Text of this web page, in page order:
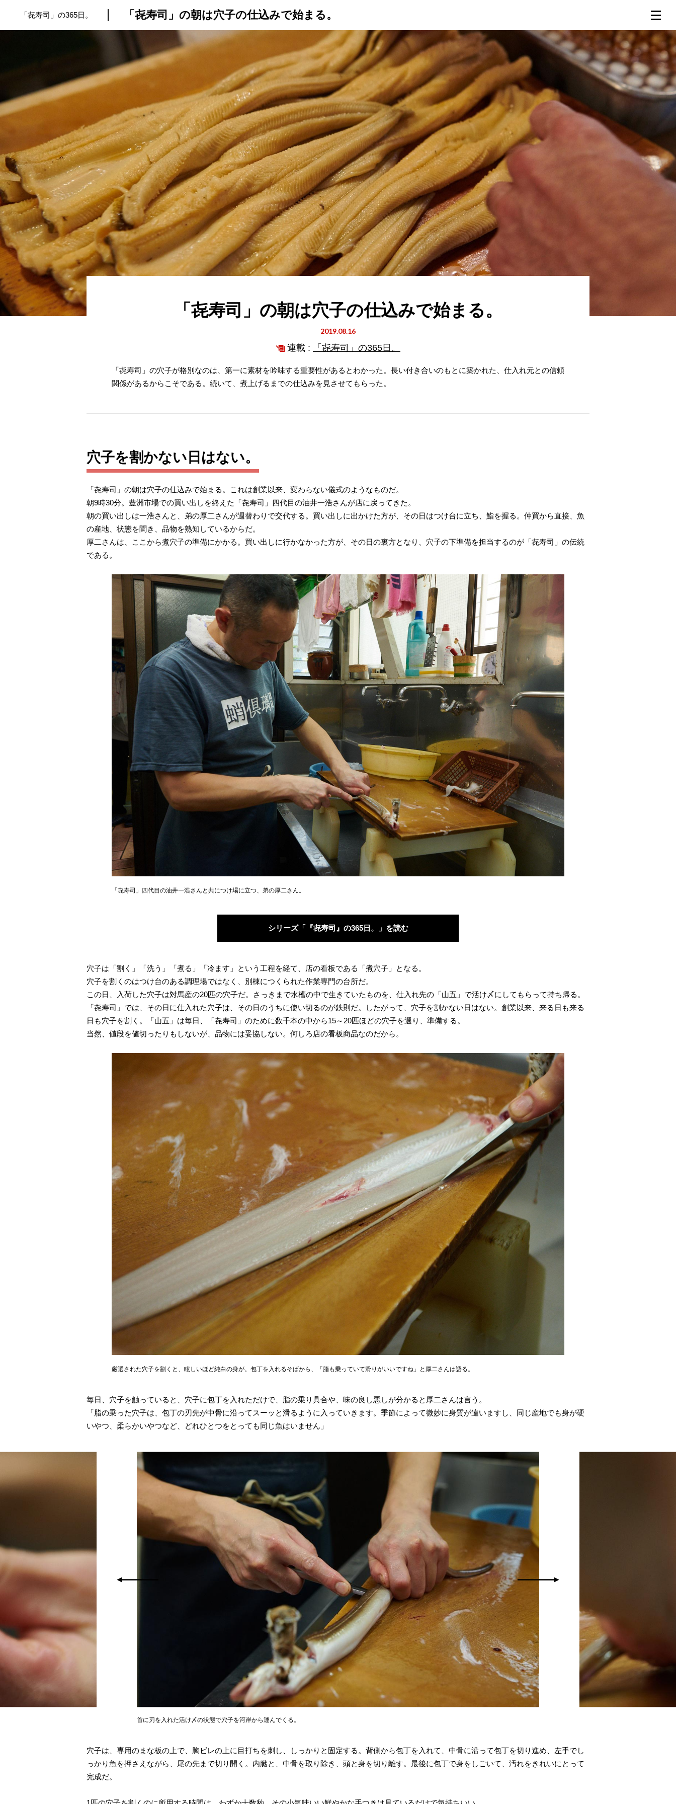
トップ プロが教えるレシピ
「㐂寿司」の365日。 「㐂寿司」の朝は穴子の仕込みで始まる。
「㐂寿司」の朝は穴子の仕込みで始まる。
2019.08.16
連載 : 「㐂寿司」の365日。
「㐂寿司」の穴子が格別なのは、第一に素材を吟味する重要性があるとわかった。長い付き合いのもとに築かれた、仕入れ元との信頼
関係があるからこそである。続いて、煮上げるまでの仕込みを見させてもらった。
穴子を割かない日はない。
「㐂寿司」の朝は穴子の仕込みで始まる。これは創業以来、変わらない儀式のようなものだ。
朝9時30分。豊洲市場での買い出しを終えた「㐂寿司」四代目の油井一浩さんが店に戻ってきた。
朝の買い出しは一浩さんと、弟の厚二さんが週替わりで交代する。買い出しに出かけた方が、その日はつけ台に立ち、鮨を握る。仲買から直接、魚
の産地、状態を聞き、品物を熟知しているからだ。
厚二さんは、ここから煮穴子の準備にかかる。買い出しに行かなかった方が、その日の裏方となり、穴子の下準備を担当するのが「㐂寿司」の伝統
である。
「㐂寿司」四代目の油井一浩さんと共につけ場に立つ、弟の厚二さん。
シリーズ「『㐂寿司』の365日。」を読む
穴子は「割く」「洗う」「煮る」「冷ます」という工程を経て、店の看板である「煮穴子」となる。
穴子を割くのはつけ台のある調理場ではなく、別棟につくられた作業専門の台所だ。
この日、入荷した穴子は対馬産の20匹の穴子だ。さっきまで水槽の中で生きていたものを、仕入れ先の「山五」で活け〆にしてもらって持ち帰る。
「㐂寿司」では、その日に仕入れた穴子は、その日のうちに使い切るのが鉄則だ。したがって、穴子を割かない日はない。創業以来、来る日も来る
日も穴子を割く。「山五」は毎日、「㐂寿司」のために数千本の中から15～20匹ほどの穴子を選り、準備する。
当然、値段を値切ったりもしないが、品物には妥協しない。何しろ店の看板商品なのだから。
厳選された穴子を割くと、眩しいほど純白の身が。包丁を入れるそばから、「脂も乗っていて滑りがいいですね」と厚二さんは語る。
毎日、穴子を触っていると、穴子に包丁を入れただけで、脂の乗り具合や、味の良し悪しが分かると厚二さんは言う。
「脂の乗った穴子は、包丁の刃先が中骨に沿ってスーッと滑るように入っていきます。季節によって微妙に身質が違いますし、同じ産地でも身が硬
いやつ、柔らかいやつなど、どれひとつをとっても同じ魚はいません」
首に刃を入れた活け〆の状態で穴子を河岸から運んでくる。
穴子は、専用のまな板の上で、胸ビレの上に目打ちを刺し、しっかりと固定する。背側から包丁を入れて、中骨に沿って包丁を切り進め、左手でし
っかり魚を押さえながら、尾の先まで切り開く。内臓と、中骨を取り除き、頭と身を切り離す。最後に包丁で身をしごいて、汚れをきれいにとって
完成だ。